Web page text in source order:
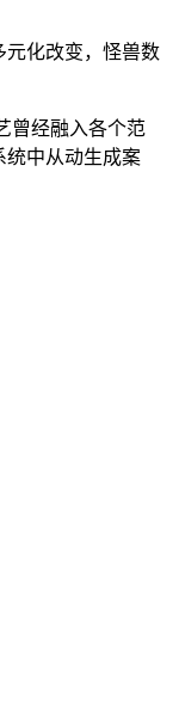
化改变，怪兽数
曾经融入各个范
统中从动生成案